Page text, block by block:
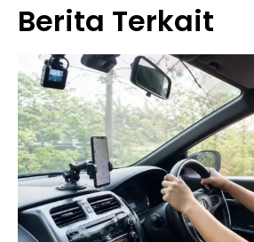
Berita Terkait